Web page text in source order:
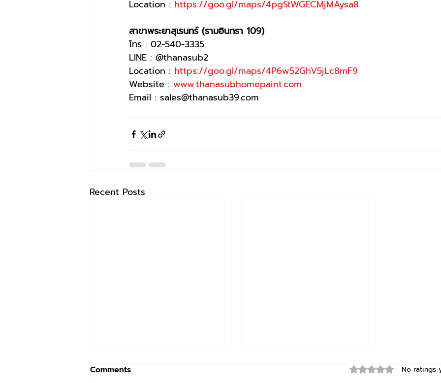
Location : https://goo.gl/maps/4pgStWGECMjMAysa8
สาขาพระยาสุเรนทร์ (รามอินทรา 109)
โทร : 02-540-3335
LINE : @thanasub2
Location : https://goo.gl/maps/4P6w52GhV5jLc8mF9
Website : www.thanasubhomepaint.com
Email : sales@thanasub39.com
Recent Posts
Comments Rated 0 out of 5No ratings